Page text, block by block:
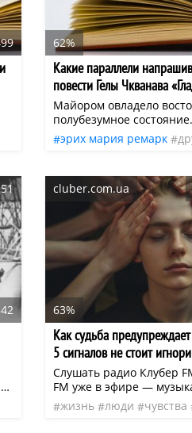
62%
Какие параллели
повести Гелы Чкванава
Майором овладело
полубезумное
вопил: — Живьем брать
Но его никто не слушал.
в рот дуло автомата и
Гела Чкванава честно
жестокости этой
своему читателю.
эрих мария ремарк
нео
cluber.com.ua
63%
Как судьба
5 сигналов не стоит
Слушать радио Клубер
FM уже в эфире —
вдохновения, отдыха и
Слушайте онлайн или в
жизнь люди чувства